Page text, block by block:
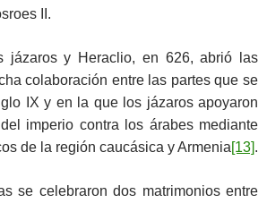
II.
jázaros y Heraclio, en 626, abrió las
colaboración entre las partes que se
IX y en la que los jázaros apoyaron
imperio contra los árabes mediante
de la región caucásica y Armenia[13].
se celebraron dos matrimonios entre